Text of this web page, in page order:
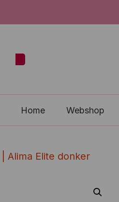
Home Webshop
Alima Elite donker